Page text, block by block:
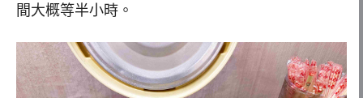
間大概等半小時。